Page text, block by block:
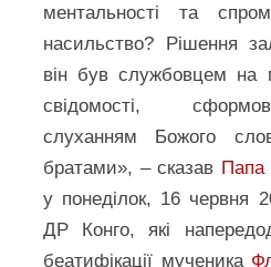
ментальності та
насильство? Рішення
він був службовцем на
свідомості,
слуханням Божого
братами», – сказав Папа
у понеділок, 16 червня
ДР Конго, які
беатифікації мученика